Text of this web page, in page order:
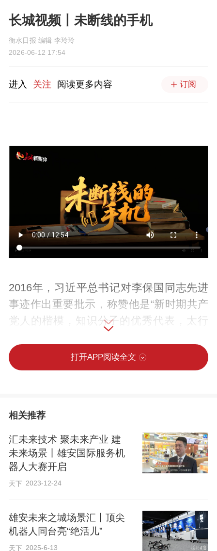
长城视频丨未断线的手机
衡水日报 编辑 李玲玲
2026-06-12 17:54
进入 关注 阅读更多内容 订阅
2016年，习近平总书记对李保国同志先进
事迹作出重要批示，称赞他是“新时期共产
党人的楷模，知识分子的优秀代表，太行
李保国生前是河北农业大学教授、博士生
一起跋涉在大山深处的家人、同事，依然
坚守初心，用技术守护着山区果农的生
计。他的农民徒弟、学生，还有许多与他
从未谋面的年轻人，也在不断加入进来，
接续着他未竟的事业。太行山上的那束
来源：冀云
打开APP阅读全文
相关推荐
汇未来技术 聚未来产业 建
未来场景丨雄安国际服务机
器人大赛开启
天下 2023-12-24
雄安未来之城场景汇丨顶尖
机器人同台亮“绝活儿”
天下 2025-6-13